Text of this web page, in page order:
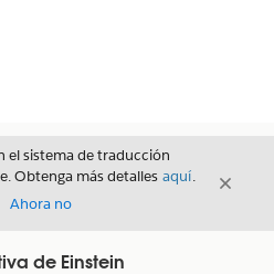
el sistema de traducción
Obtenga más detalles aquí.
Ahora no
Cerrar
de Einstein